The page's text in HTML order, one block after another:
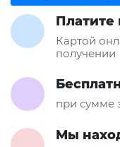
Платите
Картой
получении
при сумме
Мы